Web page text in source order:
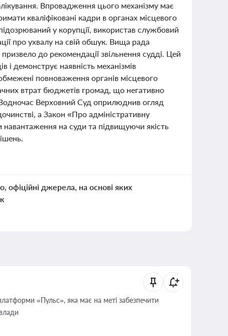
Впровадження цього механізму має
кваліфіковані кадри в органах місцевого
у корупції, використав службовий
про ухвалу на свій обшук. Вища рада
до рекомендації звільнення судді. Цей
і демонструє наявність механізмів
повноваження органів місцевого
втрат бюджетів громад, що негативно
Водночас Верховний Суд оприлюднив огляд
а Закон «Про адміністративну
на суди та підвищуючи якість
офіційні джерела, на основі яких
«Пульс», яка має на меті забезпечити